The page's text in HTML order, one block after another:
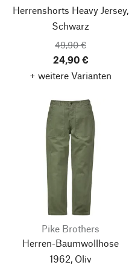
Herrenshorts Heavy Jersey,
Schwarz
49,90 €
24,90 €
+ weitere Varianten
Pike Brothers
Herren-Baumwollhose
1962, Oliv